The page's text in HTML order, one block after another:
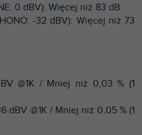
0 dBV): Więcej niż 83 dB
-32 dBV): Więcej niż 73
@1K / Mniej niż 0,03 % (1
dBV @1K / Mniej niż 0,05 % (1